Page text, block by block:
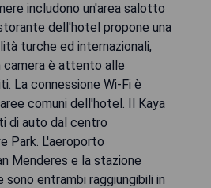
includono un'area salotto
dell'hotel propone una
turche ed internazionali,
camera è attento alle
La connessione Wi-Fi è
comuni dell'hotel. Il Kaya
di auto dal centro
Park. L'aeroporto
Menderes e la stazione
sono entrambi raggiungibili in